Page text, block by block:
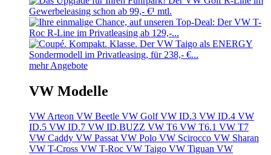
mehr Angebote
VW Modelle
VW Arteon VW Beetle VW GolfVW ID.3 VW ID.4 VW
ID.5 VW ID.7 VW ID.BUZZ VW T6 VW T6.1 VW T7
VW Caddy VW PassatVW Polo VW Scirocco VW Sharan
VW T-Cross VW T-Roc VW Taigo VW Tiguan VW